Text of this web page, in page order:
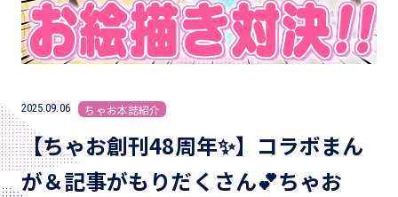
2025.09.06 ちゃお本誌紹介
【ちゃお創刊48周年✨】コラボまん
が＆記事がもりだくさん💕ちゃお